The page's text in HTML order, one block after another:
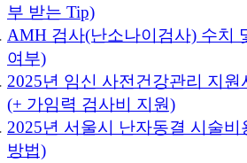
부 받는 Tip)
AMH 검사(난소나이검사) 수치
여부)
2025년 임신 사전건강관리 지원
(+ 가임력 검사비 지원)
2025년 서울시 난자동결 시술비
방법)